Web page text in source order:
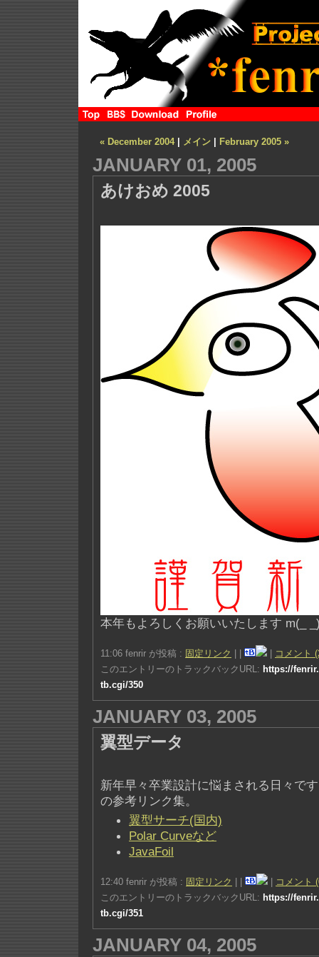
« December 2004| メイン February 2005 »
JANUARY 01, 2005
あけおめ 2005
本年もよろしくお願いいたします m(_
11:06 fenrir が投稿 : 固定リンク
コメント
このエントリーのトラックバックURL: https://
tb.cgi/350
JANUARY 03, 2005
翼型データ
新年早々卒業設計に悩まされる日々で
の参考リンク集。
翼型サーチ(国内)
Polar Curveなど
JavaFoil
12:40 fenrir が投稿 : 固定リンク
コメント
このエントリーのトラックバックURL: https://
tb.cgi/351
JANUARY 04, 2005